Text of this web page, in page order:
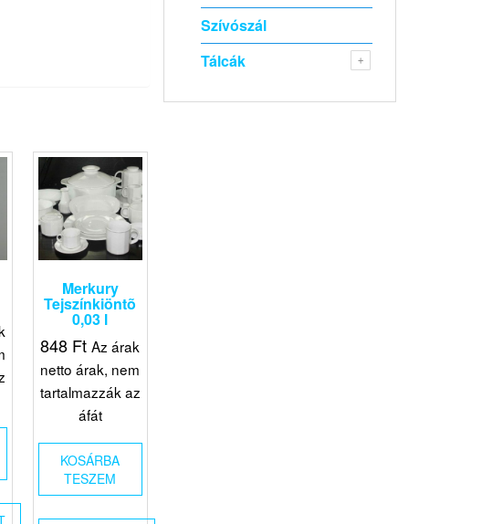
Merkury
Tejszínkiöntõ
0,03 l
848 Ft Az árak
netto árak, nem
tartalmazzák az
áfát
KOSÁRBA
TESZEM
Szívószál
Tálcák